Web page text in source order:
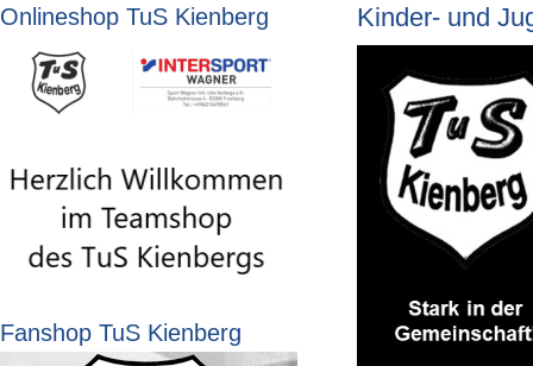
Onlineshop TuS Kienberg
Fanshop TuS Kienberg
Kinder- und